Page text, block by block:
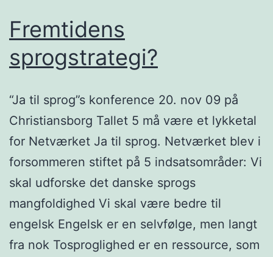
Fremtidens
sprogstrategi?
“Ja til sprog”s konference 20. nov 09 på
Christiansborg Tallet 5 må være et lykketal
for Netværket Ja til sprog. Netværket blev i
forsommeren stiftet på 5 indsatsområder: Vi
skal udforske det danske sprogs
mangfoldighed Vi skal være bedre til
engelsk Engelsk er en selvfølge, men langt
fra nok Tosproglighed er en ressource, som